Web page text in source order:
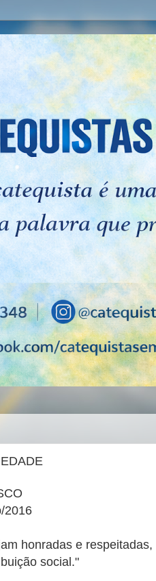
2016
honradas e respeitadas,
social."